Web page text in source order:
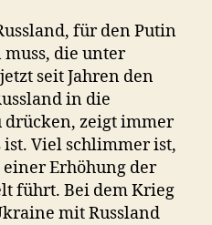
für den Putin
muss, die unter
seit Jahren den
in die
drücken, zeigt immer
ist. Viel schlimmer ist,
einer Erhöhung der
führt. Bei dem Krieg
mit Russland